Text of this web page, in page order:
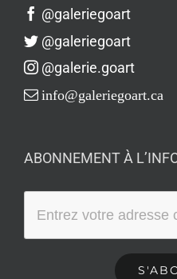
@galeriegoart
@galeriegoart
@galerie.goart
info@galeriegoart.ca
ABONNEMENT À